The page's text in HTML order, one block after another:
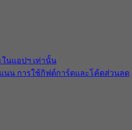
นแอปฯ เท่านั้น
น การใช้กิฟต์การ์ดและโค้ดส่วนลด